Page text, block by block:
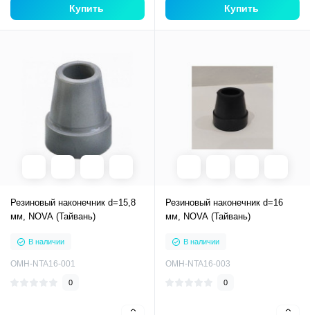
Купить Купить
Резиновый наконечник d=15,8
мм, NOVA (Тайвань)
В наличии
OMH-NTA16-001
0
Резиновый наконечник d=16
мм, NOVA (Тайвань)
В наличии
OMH-NTA16-003
0